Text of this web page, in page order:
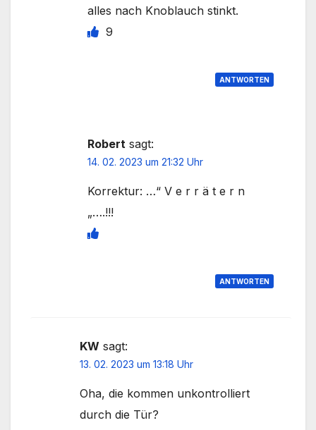
alles nach Knoblauch stinkt.
9
ANTWORTEN
Robert sagt:
14. 02. 2023 um 21:32 Uhr
Korrektur: …“ V e r r ä t e r n
„….!!!
ANTWORTEN
KW sagt:
13. 02. 2023 um 13:18 Uhr
Oha, die kommen unkontrolliert
durch die Tür?